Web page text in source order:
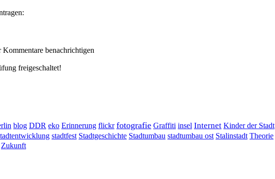
benachrichtigen
freigeschaltet!
blog DDR eko Erinnerung flickr fotografie Graffiti insel Internet Kinder der Stadt
stadtfest Stadtgeschichte Stadtumbau stadtumbau ost Stalinstadt Theorie
Zukunft